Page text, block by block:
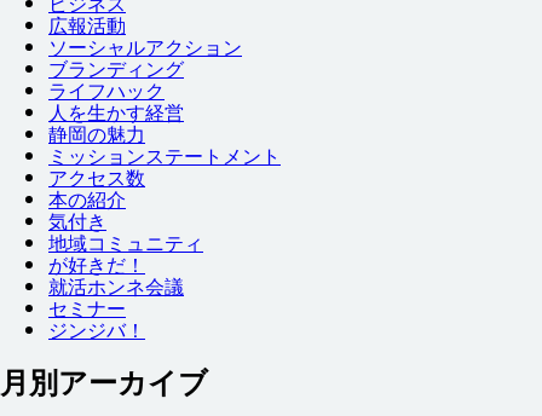
広報活動
ソーシャルアクション
ブランディング
ライフハック
人を生かす経営
静岡の魅力
ミッションステートメント
アクセス数
本の紹介
気付き
地域コミュニティ
が好きだ！
就活ホンネ会議
セミナー
ジンジバ！
月別アーカイブ